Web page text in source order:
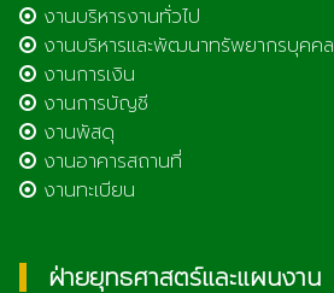
งานบริหารงานทั่วไป
งานบริหารและพัฒนาทรัพยากรบุคคล
งานการเงิน
งานการบัญชี
งานพัสดุ
งานอาคารสถานที่
งานทะเบียน
ฝ่ายยุทธศาสตร์และแผนงาน